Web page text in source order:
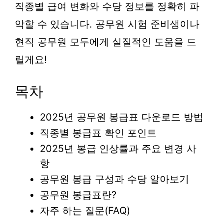
직종별 급여 변화와 수당 정보를 정확히 파
악할 수 있습니다. 공무원 시험 준비생이나
현직 공무원 모두에게 실질적인 도움을 드
릴게요!
목차
2025년 공무원 봉급표 다운로드 방법
직종별 봉급표 확인 포인트
2025년 봉급 인상률과 주요 변경 사
항
공무원 봉급 구성과 수당 알아보기
공무원 봉급표란?
자주 하는 질문(FAQ)